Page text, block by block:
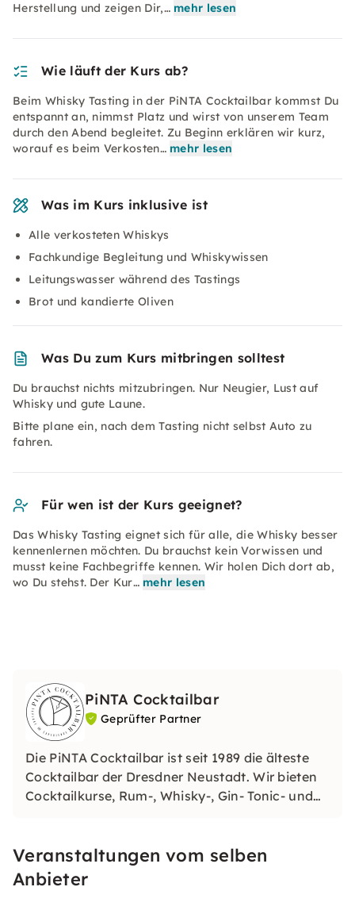
Herstellung und zeigen Dir,… mehr lesen
Wie läuft der Kurs ab?
Beim Whisky Tasting in der PiNTA Cocktailbar kommst Du
entspannt an, nimmst Platz und wirst von unserem Team
durch den Abend begleitet. Zu Beginn erklären wir kurz,
worauf es beim Verkosten… mehr lesen
Was im Kurs inklusive ist
Alle verkosteten Whiskys
Fachkundige Begleitung und Whiskywissen
Leitungswasser während des Tastings
Brot und kandierte Oliven
Was Du zum Kurs mitbringen solltest
Du brauchst nichts mitzubringen. Nur Neugier, Lust auf
Whisky und gute Laune.
Bitte plane ein, nach dem Tasting nicht selbst Auto zu
fahren.
Für wen ist der Kurs geeignet?
Das Whisky Tasting eignet sich für alle, die Whisky besser
kennenlernen möchten. Du brauchst kein Vorwissen und
musst keine Fachbegriffe kennen. Wir holen Dich dort ab,
wo Du stehst. Der Kur… mehr lesen
PiNTA Cocktailbar
Geprüfter Partner
Die PiNTA Cocktailbar ist seit 1989 die älteste
Cocktailbar der Dresdner Neustadt. Wir bieten
Cocktailkurse, Rum-, Whisky-, Gin- Tonic- und
größten Spirituosenauswahlen
Ostdeutschlands.
Veranstaltungen vom selben
Anbieter